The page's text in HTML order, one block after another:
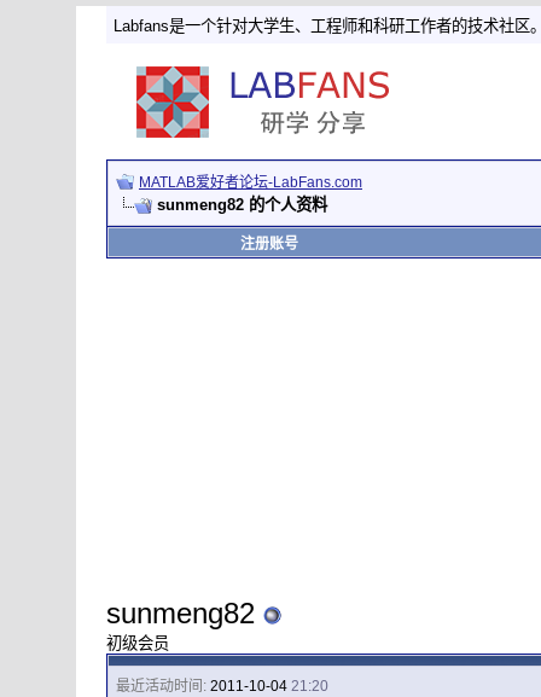
Labfans是一个针对大学生、工程师和科研工作者的技术社区
MATLAB爱好者论坛-LabFans.com
sunmeng82 的个人资料
注册账号
sunmeng82
初级会员
最近活动时间:2011-10-04 21:20